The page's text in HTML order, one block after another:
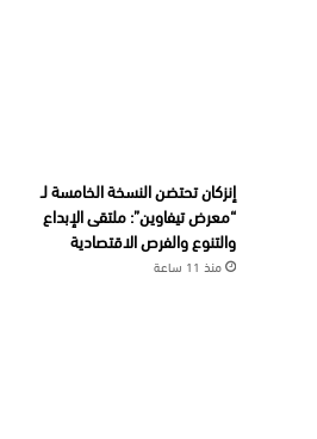
إنزكان تحتضن النسخة الخامسة لـ
“معرض تيفاوين”: ملتقى الإبداع
والتنوع والفرص الاقتصادية
منذ 11 ساعة